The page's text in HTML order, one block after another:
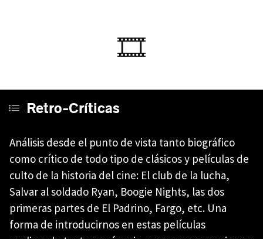
🎞️
Retro-Críticas
Análisis desde el punto de vista tanto biográfico
como crítico de todo tipo de clásicos y películas de
culto de la historia del cine: El club de la lucha,
Salvar al soldado Ryan, Boogie Nights, las dos
primeras partes de El Padrino, Fargo, etc. Una
forma de introducirnos en estas películas